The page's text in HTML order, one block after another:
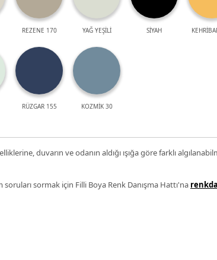
REZENE 170 YAĞ YEŞİLİ SİYAH
RÜZGAR 155 KOZMİK 30
duvarın ve odanın aldığı ışığa göre farklı
sormak için Filli Boya Renk Danışma Hattı'na